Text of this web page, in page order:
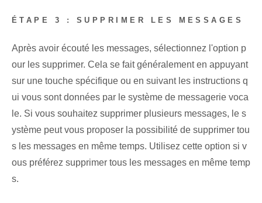
ÉTAPE 3 : SUPPRIMER LES MESSAGES
Après avoir écouté les messages, sélectionnez l'option p
our les supprimer. Cela se fait généralement en appuyant
sur une touche spécifique ou en suivant les instructions q
ui vous sont données par le système de messagerie voca
le. Si vous souhaitez supprimer plusieurs messages, le s
ystème peut vous proposer la possibilité de supprimer tou
s les messages en même temps. Utilisez cette option si v
ous préférez supprimer tous les messages en même temp
s.